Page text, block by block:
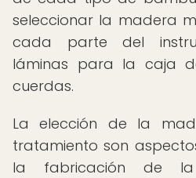
seleccionar la madera
cada parte del
láminas para la caja
cuerdas.
La elección de la
tratamiento son
la fabricación de